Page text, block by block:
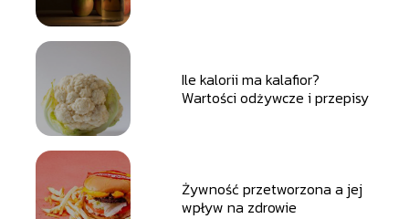
Ile kalorii ma kalafior?
Wartości odżywcze i przepisy
Żywność przetworzona a jej
wpływ na zdrowie